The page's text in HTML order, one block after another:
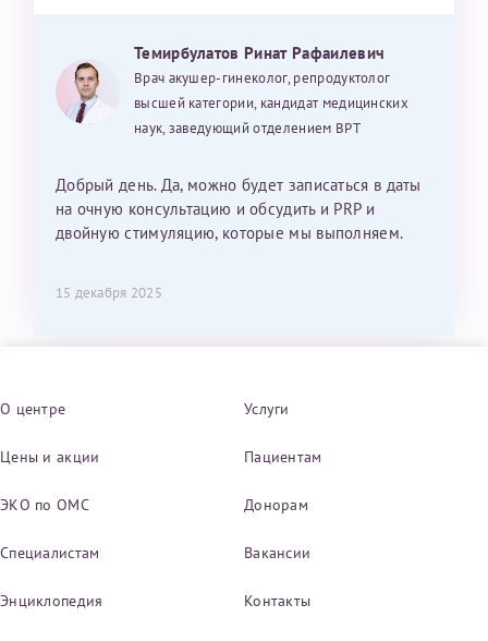
Темирбулатов Ринат Рафаилевич
Врач акушер-гинеколог, репродуктолог
высшей категории, кандидат медицинских
наук, заведующий отделением ВРТ
Добрый день. Да, можно будет записаться в даты
на очную консультацию и обсудить и PRP и
двойную стимуляцию, которые мы выполняем.
15 декабря 2025
О центре Услуги
Цены и акции Пациентам
ЭКО по ОМС Донорам
Специалистам Вакансии
Энциклопедия Контакты